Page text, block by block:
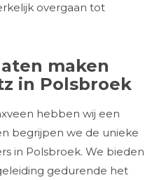
overgaan tot
maken
in Polsbroek
hebben wij een
begrijpen we de unieke
in Polsbroek. We bieden
gedurende het